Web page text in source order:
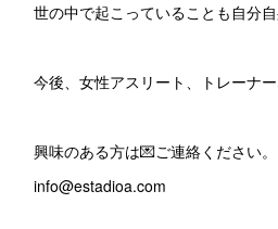
世の中で起こっていることも自分
今後、女性アスリート、トレーナ
興味のある方は💌ご連絡ください。
info@estadioa.com